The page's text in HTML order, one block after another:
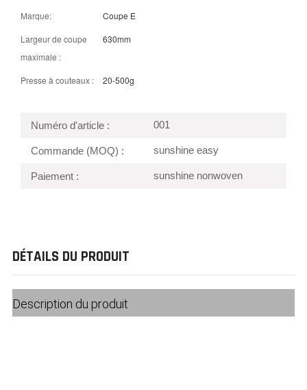
Marque:
Coupe E
Largeur de coupe
maximale :
630mm
Presse à couteaux : 20-500g
Numéro d'article : 001
Commande (MOQ) : sunshine easy
Paiement : sunshine nonwoven
DÉTAILS DU PRODUIT
Description du produit